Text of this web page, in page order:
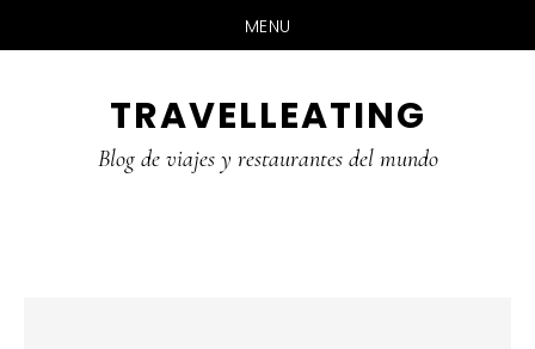
MENU
TRAVELLEATING
Blog de viajes y restaurantes del mundo